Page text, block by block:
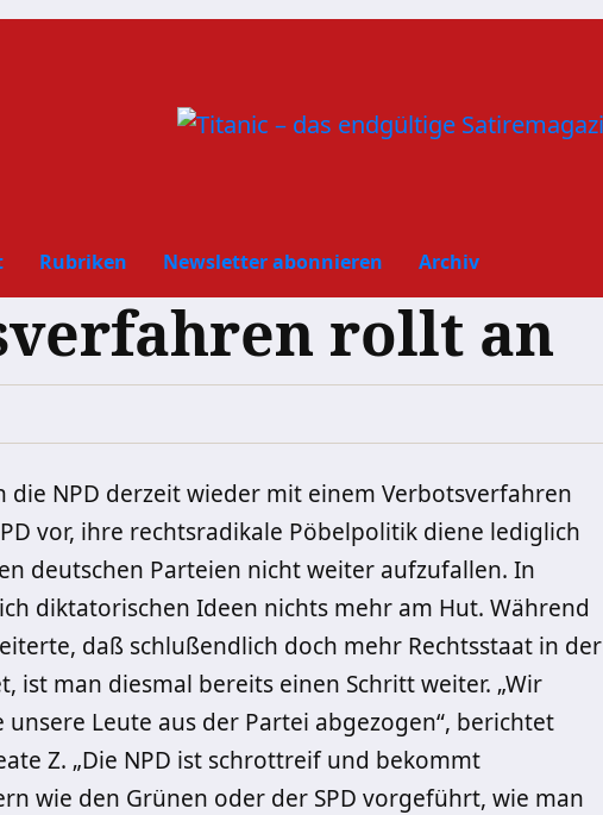
Rubriken Newsletter abonnieren Archiv
rollt an
die NPD derzeit wieder mit einem Verbotsverfahren
vor, ihre rechtsradikale Pöbelpolitik diene lediglich
deutschen Parteien nicht weiter aufzufallen. In
diktatorischen Ideen nichts mehr am Hut. Während
daß schlußendlich doch mehr Rechtsstaat in der
ist man diesmal bereits einen Schritt weiter. „Wir
Leute aus der Partei abgezogen“, berichtet
Z. „Die NPD ist schrottreif und bekommt
wie den Grünen oder der SPD vorgeführt, wie man